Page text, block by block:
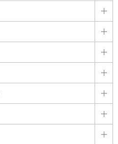
詳
詳
詳
詳
詳
詳
詳